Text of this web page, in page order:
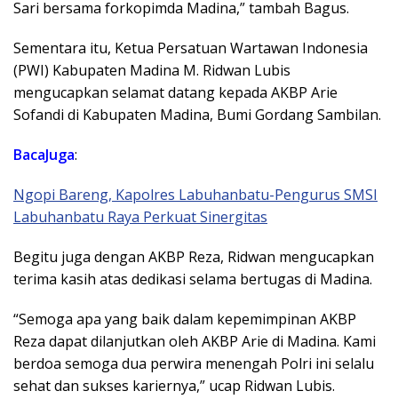
Sari bersama forkopimda Madina,” tambah Bagus.
Sementara itu, Ketua Persatuan Wartawan Indonesia
(PWI) Kabupaten Madina M. Ridwan Lubis
mengucapkan selamat datang kepada AKBP Arie
Sofandi di Kabupaten Madina, Bumi Gordang Sambilan.
BacaJuga:
Ngopi Bareng, Kapolres Labuhanbatu-Pengurus SMSI
Labuhanbatu Raya Perkuat Sinergitas
Begitu juga dengan AKBP Reza, Ridwan mengucapkan
terima kasih atas dedikasi selama bertugas di Madina.
“Semoga apa yang baik dalam kepemimpinan AKBP
Reza dapat dilanjutkan oleh AKBP Arie di Madina. Kami
berdoa semoga dua perwira menengah Polri ini selalu
sehat dan sukses kariernya,” ucap Ridwan Lubis.